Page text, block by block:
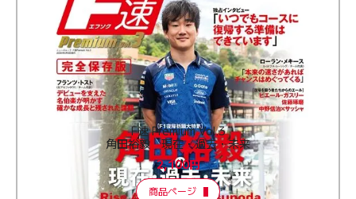
F速 Premium Vol.3
角田裕毅 現在・過去・未来
2,100円
商品ページ